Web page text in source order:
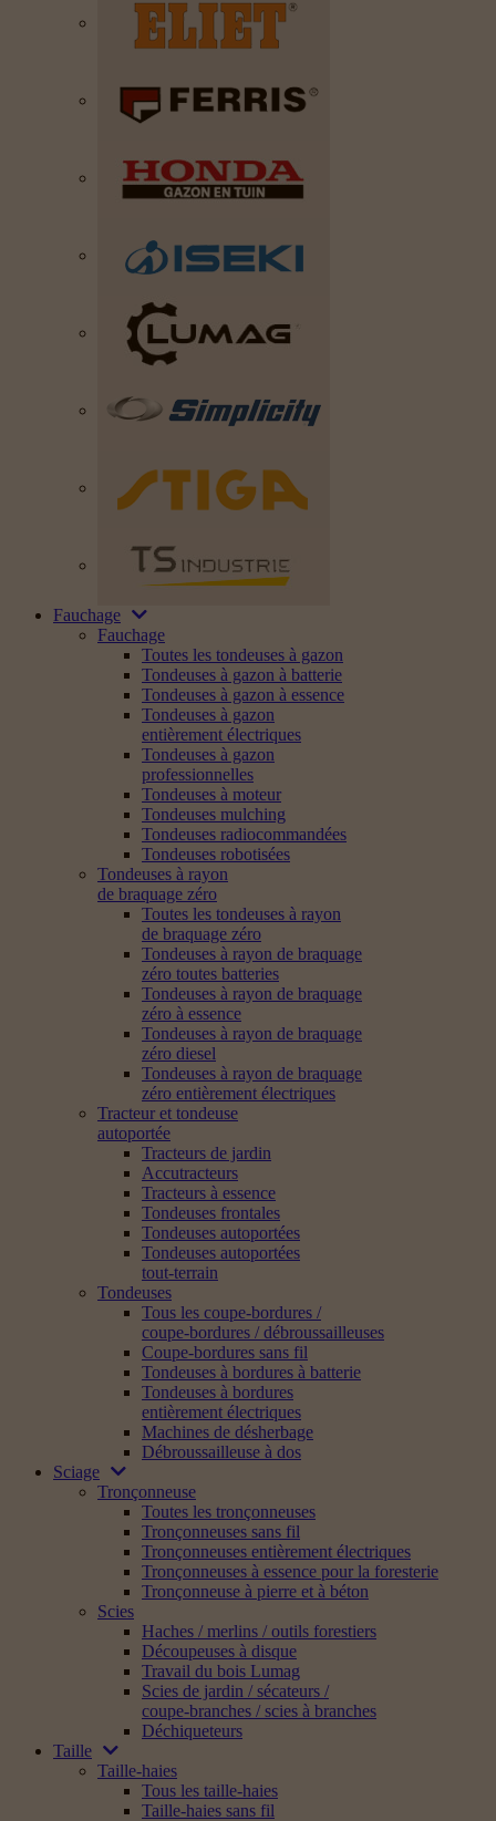
Fauchage
Fauchage
Toutes les tondeuses à gazon
Tondeuses à gazon à batterie
Tondeuses à gazon à essence
Tondeuses à gazon
entièrement électriques
Tondeuses à gazon
professionnelles
Tondeuses à moteur
Tondeuses mulching
Tondeuses radiocommandées
Tondeuses robotisées
Tondeuses à rayon
de braquage zéro
Toutes les tondeuses à rayon
de braquage zéro
Tondeuses à rayon de braquage
zéro toutes batteries
Tondeuses à rayon de braquage
zéro à essence
Tondeuses à rayon de braquage
zéro diesel
Tondeuses à rayon de braquage
zéro entièrement électriques
Tracteur et tondeuse
autoportée
Tracteurs de jardin
Accutracteurs
Tracteurs à essence
Tondeuses frontales
Tondeuses autoportées
Tondeuses autoportées
tout-terrain
Tondeuses
Tous les coupe-bordures /
coupe-bordures / débroussailleuses
Coupe-bordures sans fil
Tondeuses à bordures à batterie
Tondeuses à bordures
entièrement électriques
Machines de désherbage
Débroussailleuse à dos
Sciage
Tronçonneuse
Toutes les tronçonneuses
Tronçonneuses sans fil
Tronçonneuses entièrement électriques
Tronçonneuses à essence pour la foresterie
Tronçonneuse à pierre et à béton
Scies
Haches / merlins / outils forestiers
Découpeuses à disque
Travail du bois Lumag
Scies de jardin / sécateurs /
coupe-branches / scies à branches
Déchiqueteurs
Taille
Taille-haies
Tous les taille-haies
Taille-haies sans fil